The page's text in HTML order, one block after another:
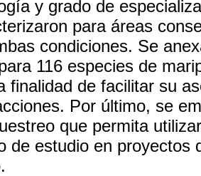
y grado de
para áreas
condiciones. Se
116 especies de
finalidad de facilitar su
Por último, se
que permita
de estudio en proyectos